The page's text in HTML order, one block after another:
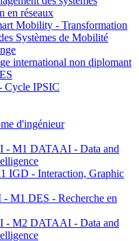
en réseaux
Mobility - Transformation
Systèmes de Mobilité
international non diplomant
Cycle IPSIC
d'ingénieur
- M1 DATAAI - Data and
IGD - Interaction, Graphic
M1 DES - Recherche en
- M2 DATAAI - Data and